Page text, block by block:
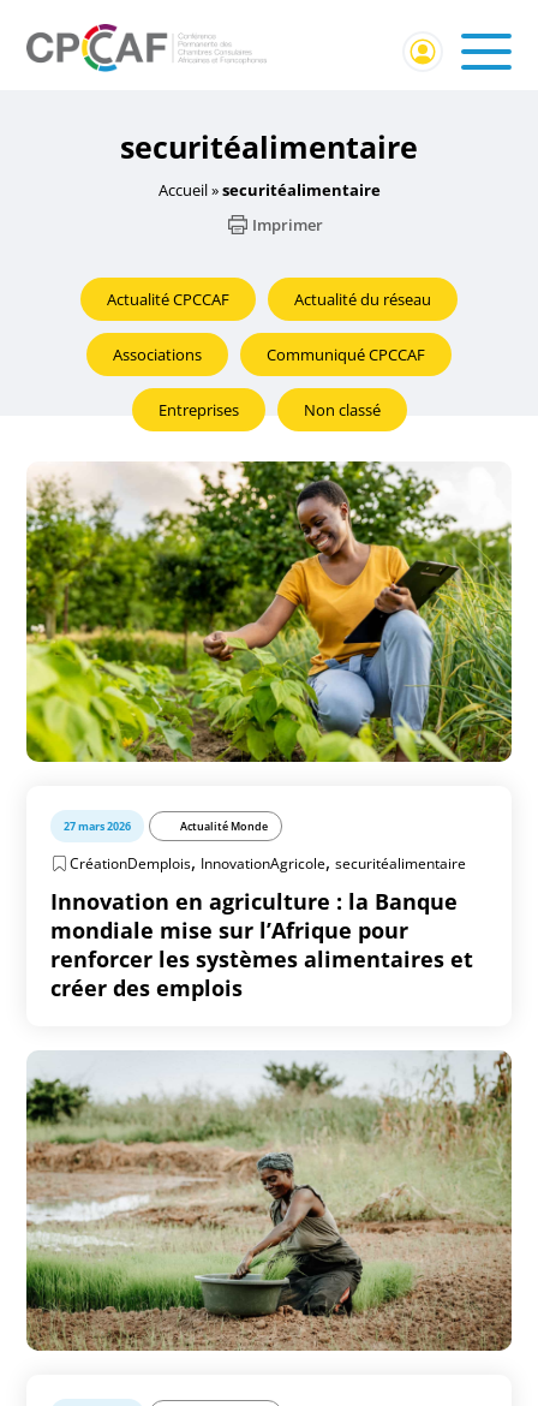
securitéalimentaire
Accueil»securitéalimentaire
Imprimer
Actualité CPCCAF Actualité du réseau
Associations Communiqué CPCCAF
Entreprises Non classé
27 mars 2026 Actualité Monde
CréationDemplois, InnovationAgricole,securitéalimentaire
Innovation en agriculture : la Banque
mondiale mise sur l’Afrique pour
renforcer les systèmes alimentaires et
créer des emplois